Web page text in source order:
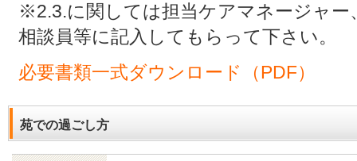
※2.3.に関しては担当ケアマネージャー
相談員等に記入してもらって下さい。
必要書類一式ダウンロード（PDF）
苑での過ごし方